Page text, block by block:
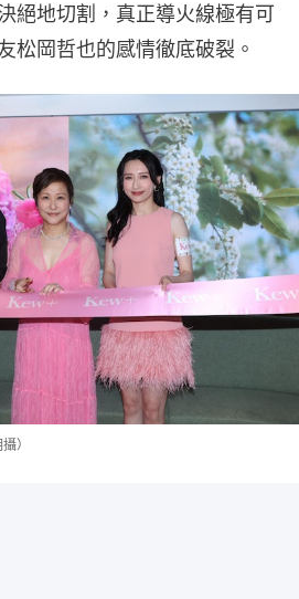
絕地切割，真正導火線極有可
松岡哲也的感情徹底破裂。
）